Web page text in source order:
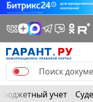
Бюджетный учет